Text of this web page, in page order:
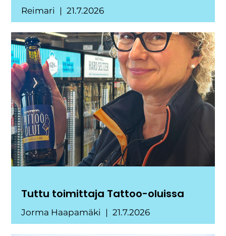
Reimari 21.7.2026
Tuttu toimittaja Tattoo-oluissa
Jorma Haapamäki 21.7.2026